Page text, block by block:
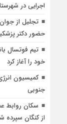
اجرایی در
تجلیل از
حضور دکتر
تیم فوتسال
خود را آغاز کرد
کمیسیون
جنوبی
سکان روابط
از کنگان سپرده